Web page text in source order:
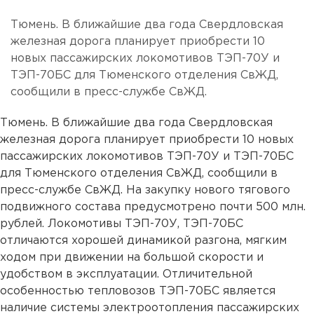
Тюмень. В ближайшие два года Свердловская
железная дорога планирует приобрести 10
новых пассажирских локомотивов ТЭП-70У и
ТЭП-70БС для Тюменского отделения СвЖД,
сообщили в пресс-службе СвЖД.
Тюмень. В ближайшие два года Свердловская
железная дорога планирует приобрести 10 новых
пассажирских локомотивов ТЭП-70У и ТЭП-70БС
для Тюменского отделения СвЖД, сообщили в
пресс-службе СвЖД. На закупку нового тягового
подвижного состава предусмотрено почти 500 млн.
рублей. Локомотивы ТЭП-70У, ТЭП-70БС
отличаются хорошей динамикой разгона, мягким
ходом при движении на большой скорости и
удобством в эксплуатации. Отличительной
особенностью тепловозов ТЭП-70БС является
наличие системы электроотопления пассажирских